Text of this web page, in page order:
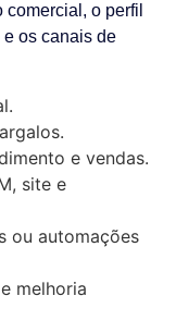
o perfil
os canais de
e vendas.
site e
ou automações
melhoria